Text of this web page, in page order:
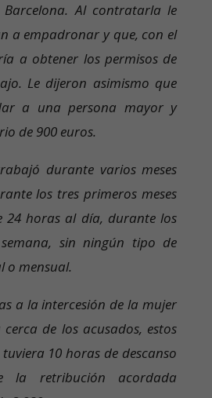
Al contratarla le
a empadronar y que, con el
a obtener los permisos de
Le dijeron asimismo que
a una persona mayor y
de 900 euros.
durante varios meses
los tres primeros meses
24 horas al día, durante los
sin ningún tipo de
o mensual.
a la intercesión de la mujer
de los acusados, estos
10 horas de descanso
la retribución acordada